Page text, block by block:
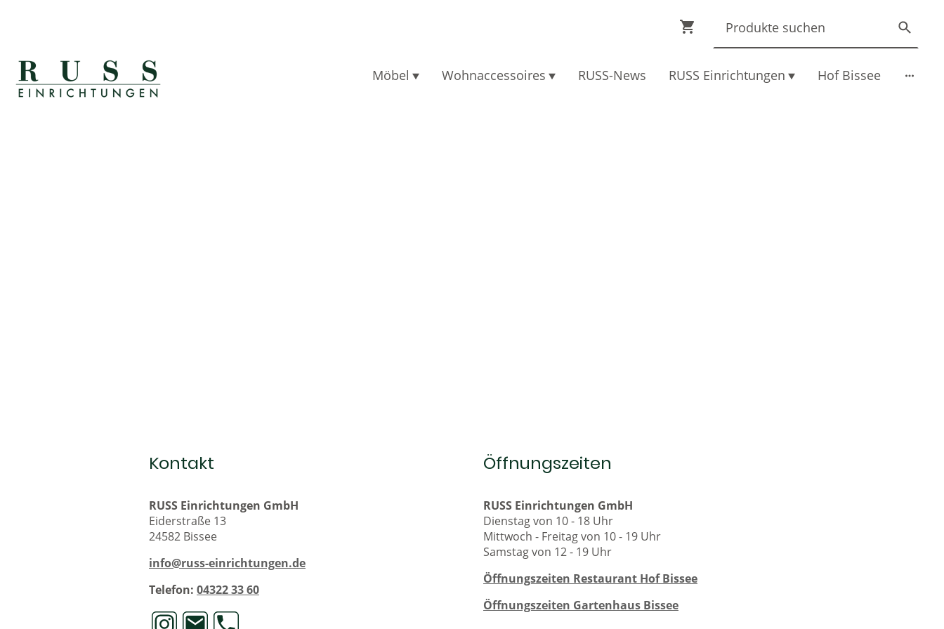
Möbel Wohnaccessoires RUSS-News RUSS Einrichtungen Hof Bissee
Kontakt
RUSS Einrichtungen GmbH
Eiderstraße 13
24582 Bissee
info@russ-einrichtungen.de
Telefon: 04322 33 60
Öffnungszeiten
RUSS Einrichtungen GmbH
Dienstag von 10 - 18 Uhr
Mittwoch - Freitag von 10 - 19 Uhr
Samstag von 12 - 19 Uhr
Öffnungszeiten Restaurant Hof Bissee
Öffnungszeiten Gartenhaus Bissee